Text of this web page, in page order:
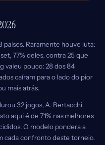
Raramente houve luta:
77% deles, contra 25 que
valeu pouco: 28 dos 84
caíram para o lado do pior
mais atrás.
32 jogos, A. Bertacchi
aqui é de 71% nas melhores
O modelo pondera a
cada confronto deste torneio.